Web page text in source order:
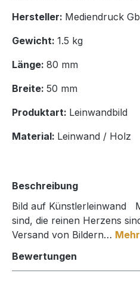
Hersteller: Mediendruck
Gewicht: 1.5 kg
Länge: 80 mm
Breite: 50 mm
Produktart: Leinwandbild
Material: Leinwand / Holz
Beschreibung
Bild auf Künstlerleinwand
sind, die reinen Herzens
Versand von Bildern… Mehr
Bewertungen